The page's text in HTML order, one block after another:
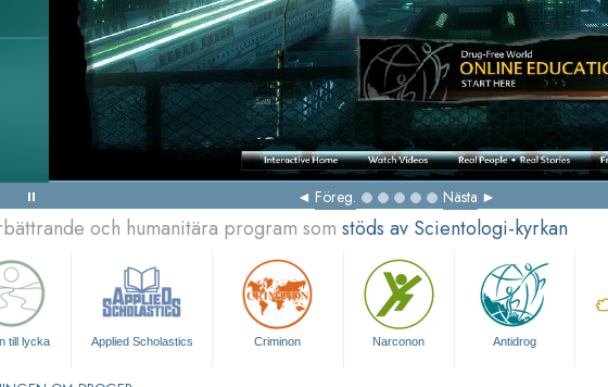
Föreg. Nästa
och humanitära program som stöds av Scientologi-kyrkan
till lycka Applied Scholastics Criminon Narconon Antidrog